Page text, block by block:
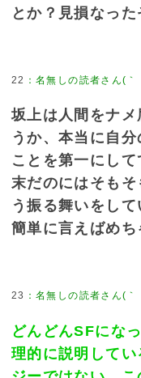
とか？見損なった
22 ：名無しの読者さん(｀
坂上は人間をナ
うか、本当に自
ことを第一にし
末だのにはそも
う振る舞いをし
簡単に言えばめ
23 ：名無しの読者さん(｀
どんどんSFにな
理的に説明して